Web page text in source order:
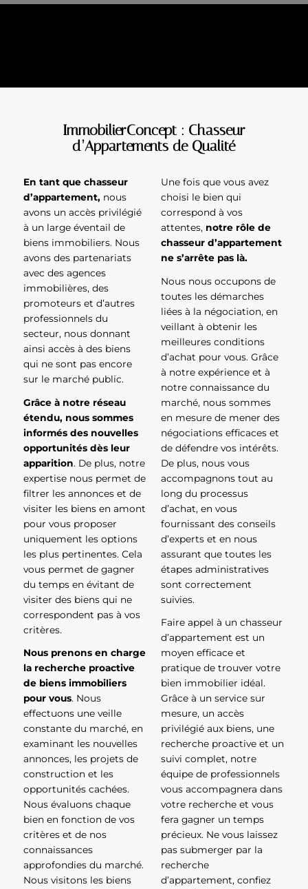
ImmobilierConcept : Chasseur
d’Appartements de Qualité
En tant que chasseur
d’appartement, nous
avons un accès privilégié
à un large éventail de
biens immobiliers. Nous
avons des partenariats
avec des agences
immobilières, des
promoteurs et d’autres
professionnels du
secteur, nous donnant
ainsi accès à des biens
qui ne sont pas encore
sur le marché public.
Grâce à notre réseau
étendu, nous sommes
informés des nouvelles
opportunités dès leur
apparition. De plus, notre
expertise nous permet de
filtrer les annonces et de
visiter les biens en amont
pour vous proposer
uniquement les options
les plus pertinentes. Cela
vous permet de gagner
du temps en évitant de
visiter des biens qui ne
correspondent pas à vos
critères.
Nous prenons en charge
la recherche proactive
de biens immobiliers
pour vous. Nous
effectuons une veille
constante du marché, en
examinant les nouvelles
annonces, les projets de
construction et les
opportunités cachées.
Nous évaluons chaque
bien en fonction de vos
critères et de nos
connaissances
approfondies du marché.
Nous visitons les biens
Une fois que vous avez
choisi le bien qui
correspond à vos
attentes, notre rôle de
chasseur d’appartement
ne s’arrête pas là.
Nous nous occupons de
toutes les démarches
liées à la négociation, en
veillant à obtenir les
meilleures conditions
d’achat pour vous. Grâce
à notre expérience et à
notre connaissance du
marché, nous sommes
en mesure de mener des
négociations efficaces et
de défendre vos intérêts.
De plus, nous vous
accompagnons tout au
long du processus
d’achat, en vous
fournissant des conseils
d’experts et en nous
assurant que toutes les
étapes administratives
sont correctement
suivies.
Faire appel à un chasseur
d’appartement est un
moyen efficace et
pratique de trouver votre
bien immobilier idéal.
Grâce à un service sur
mesure, un accès
privilégié aux biens, une
recherche proactive et un
suivi complet, notre
équipe de professionnels
vous accompagnera dans
votre recherche et vous
fera gagner un temps
précieux. Ne vous laissez
pas submerger par la
recherche
d’appartement, confiez